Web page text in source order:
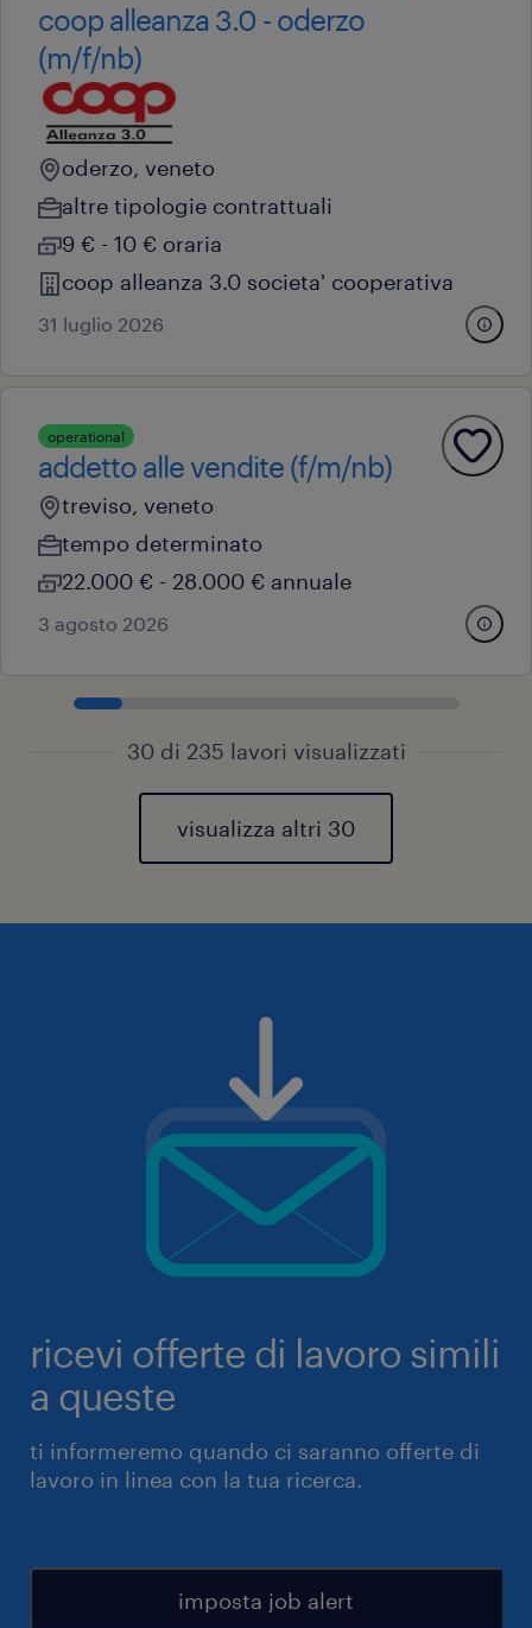
coop alleanza 3.0 - oderzo
(m/f/nb)
oderzo, veneto
altre tipologie contrattuali
9 € - 10 € oraria
coop alleanza 3.0 societa' cooperativa
31 luglio 2026
operational
addetto alle vendite (f/m/nb)
treviso, veneto
tempo determinato
22.000 € - 28.000 € annuale
3 agosto 2026
30 di 235 lavori visualizzati
visualizza altri 30
ricevi offerte di lavoro simili
a queste
ti informeremo quando ci saranno offerte di
lavoro in linea con la tua ricerca.
imposta job alert